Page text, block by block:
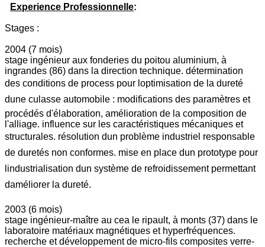
Experience Professionnelle:
Stages :
2004 (7 mois)
stage ingénieur aux fonderies du poitou aluminium, à
ingrandes (86) dans la direction technique. détermination
des conditions de process pour loptimisation de la dureté
dune culasse automobile : modifications des paramètres et
procédés d'élaboration, amélioration de la composition de
l'alliage. influence sur les caractéristiques mécaniques et
structurales. résolution dun problème industriel responsable
de duretés non conformes. mise en place dun prototype pour
lindustrialisation dun système de refroidissement permettant
daméliorer la dureté.
2003 (6 mois)
stage ingénieur-maître au cea le ripault, à monts (37) dans le
laboratoire matériaux magnétiques et hyperfréquences.
recherche et développement de micro-fils composites verre-